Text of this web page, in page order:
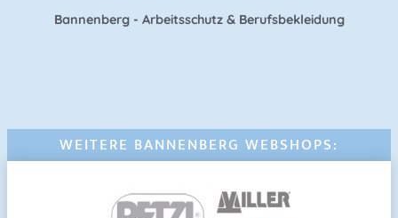
Bannenberg - Arbeitsschutz & Berufsbekleidung
WEITERE BANNENBERG WEBSHOPS: